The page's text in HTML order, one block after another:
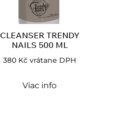
CLEANSER TRENDY
NAILS 500 ML
380 Kč vrátane DPH
Viac info